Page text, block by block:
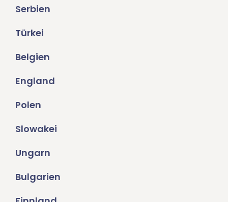
Serbien
Türkei
Belgien
England
Polen
Slowakei
Ungarn
Bulgarien